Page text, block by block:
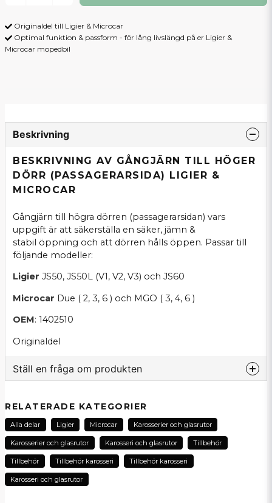
Originaldel till Ligier & Microcar
Optimal funktion & passform - för lång livslängd på er Ligier &
Microcar mopedbil
Beskrivning
BESKRIVNING AV GÅNGJÄRN TILL HÖGER
DÖRR (PASSAGERARSIDA) LIGIER &
MICROCAR
Gångjärn till högra dörren (passagerarsidan) vars
uppgift är att säkerställa en säker, jämn &
stabil öppning och att dörren hålls öppen. Passar till
följande modeller:
Ligier JS50, JS50L (V1, V2, V3) och JS60
Microcar Due ( 2, 3, 6 ) och MGO ( 3, 4, 6 )
OEM: 1402510
Originaldel
Ställ en fråga om produkten
Fråga oss om denna produkt...
name
Namn
RELATERADE KATEGORIER
Alla delar Ligier Microcar Karosserier och glasrutor
Karosserier och glasrutor Karosseri och glasrutor Tillbehör
Tillbehör Tillbehör karosseri Tillbehör karosseri
Karosseri och glasrutor